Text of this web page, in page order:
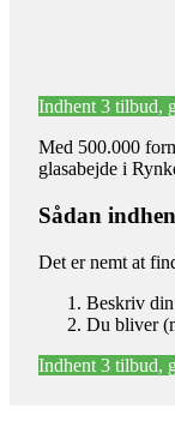
Indhent 3 tilbud,
Med 500.000
glasabejde i
Sådan
Det er nemt at
Beskriv
Du bliver
Indhent 3 tilbud,